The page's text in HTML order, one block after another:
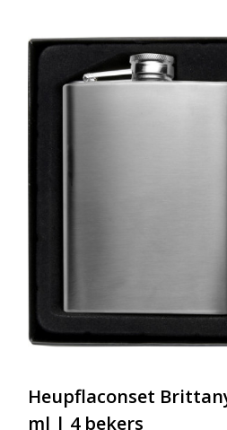
Heupflaconset
ml | 4 bekers